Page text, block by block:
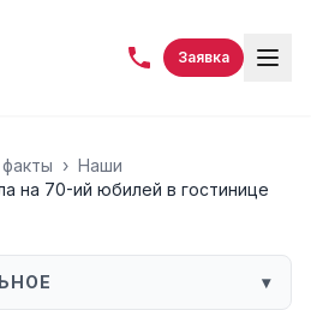
Заявка
› Наши
на 70-ий юбилей в гостинице
▾